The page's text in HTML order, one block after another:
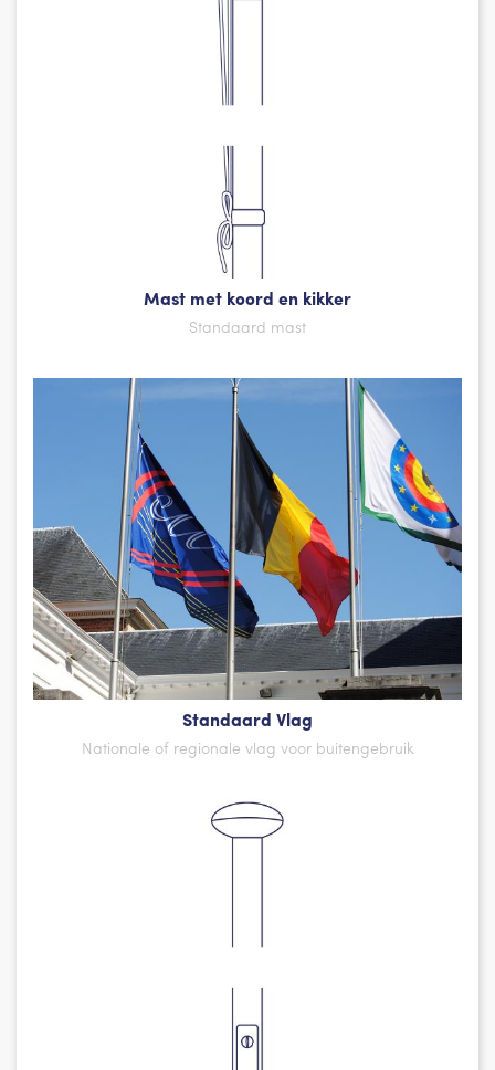
Mast met koord en kikker
Standaard mast
Standaard Vlag
Nationale of regionale vlag voor buitengebruik